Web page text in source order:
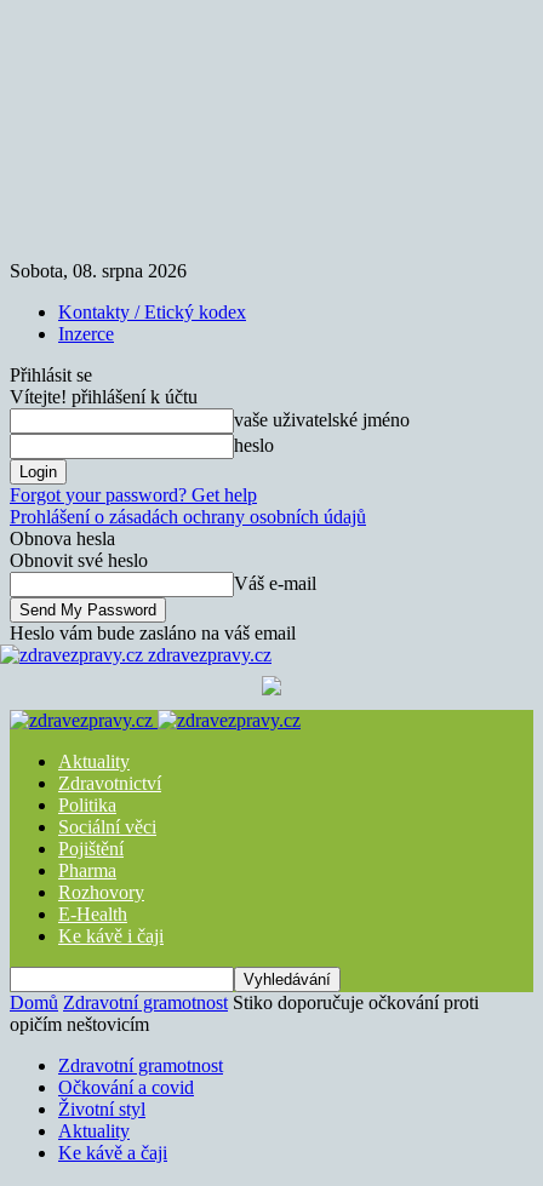
Sobota, 08. srpna 2026
Kontakty / Etický kodex
Inzerce
Přihlásit se
Vítejte! přihlášení k účtu
vaše uživatelské jméno
heslo
Forgot your password? Get help
Prohlášení o zásadách ochrany osobních údajů
Obnova hesla
Obnovit své heslo
Váš e-mail
Heslo vám bude zasláno na váš email
zdravezpravy.cz
Aktuality
Zdravotnictví
Politika
Sociální věci
Pojištění
Pharma
Rozhovory
E-Health
Ke kávě i čaji
Domů Zdravotní gramotnost Stiko doporučuje očkování proti
opičím neštovicím
Zdravotní gramotnost
Očkování a covid
Životní styl
Aktuality
Ke kávě a čaji